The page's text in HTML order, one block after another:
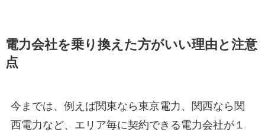
電力会社を乗り換えた方がいい理由と注意
点
今までは、例えば関東なら東京電力、関西なら関
西電力など、エリア毎に契約できる電力会社が１